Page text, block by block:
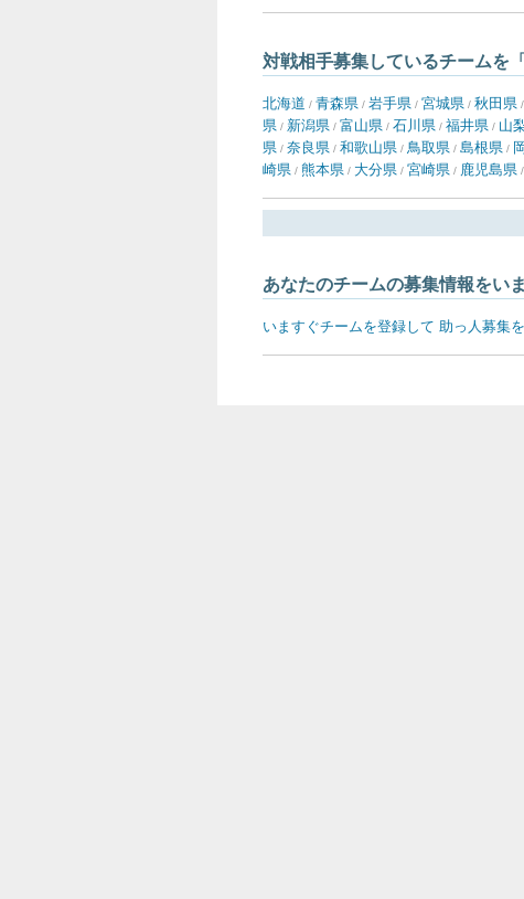
対戦相手募集しているチームを
北海道 / 青森県 / 岩手県 / 宮城県 / 秋田県 /
県 / 新潟県 / 富山県 / 石川県 / 福井県 / 山
県 / 奈良県 / 和歌山県 / 鳥取県 / 島根県 /
崎県 / 熊本県 / 大分県 / 宮崎県 / 鹿児島県 /
あなたのチームの募集情報をい
いますぐチームを登録して 助っ人募集